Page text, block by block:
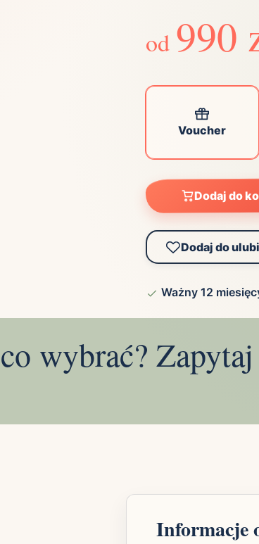
Bydgoszcz
Ciechocinek
Kraków
od 990
Voucher
Dodaj do
Dodaj do
Ważny 12
wybrać? Zapytaj
Informacje